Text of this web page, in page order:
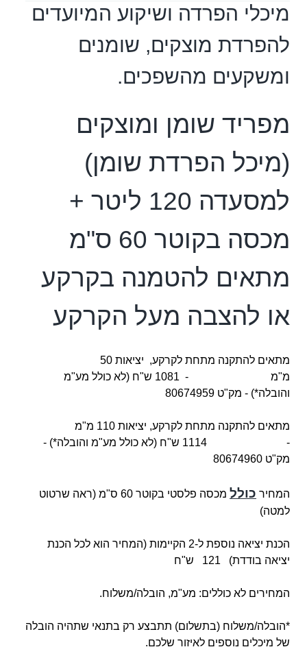
מיכלי הפרדה ושיקוע המיועדים
להפרדת מוצקים, שומנים
ומשקעים מהשפכים.
מפריד שומן ומוצקים
(מיכל הפרדת שומן)
למסעדה 120 ליטר +
מכסה בקוטר 60 ס"מ
מתאים להטמנה בקרקע
או להצבה מעל הקרקע
מתאים להתקנה מתחת לקרקע, יציאות 50
מ"מ - 1081 ש"ח (לא כולל מע"מ
והובלה*) - מק"ט 80674959
מתאים להתקנה מתחת לקרקע, יציאות 110 מ"מ
- 1114 ש"ח (לא כולל מע"מ והובלה*) -
מק"ט 80674960
המחיר כולל
מכסה פלסטי בקוטר 60 ס"מ (ראה שרטוט
למטה)
הכנת יציאה נוספת ל-2 הקיימות (המחיר הוא לכל הכנת
יציאה בודדת) 121 ש"ח
המחירים לא כוללים: מע"מ, הובלה/משלוח.
*הובלה/משלוח (בתשלום) תתבצע רק בתנאי שתהיה הובלה
של מיכלים נוספים לאיזור שלכם.